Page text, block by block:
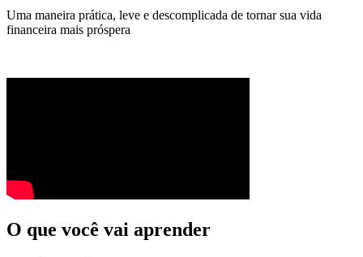
Uma maneira prática, leve e descomplicada de tornar sua vida
financeira mais próspera
O que você vai aprender